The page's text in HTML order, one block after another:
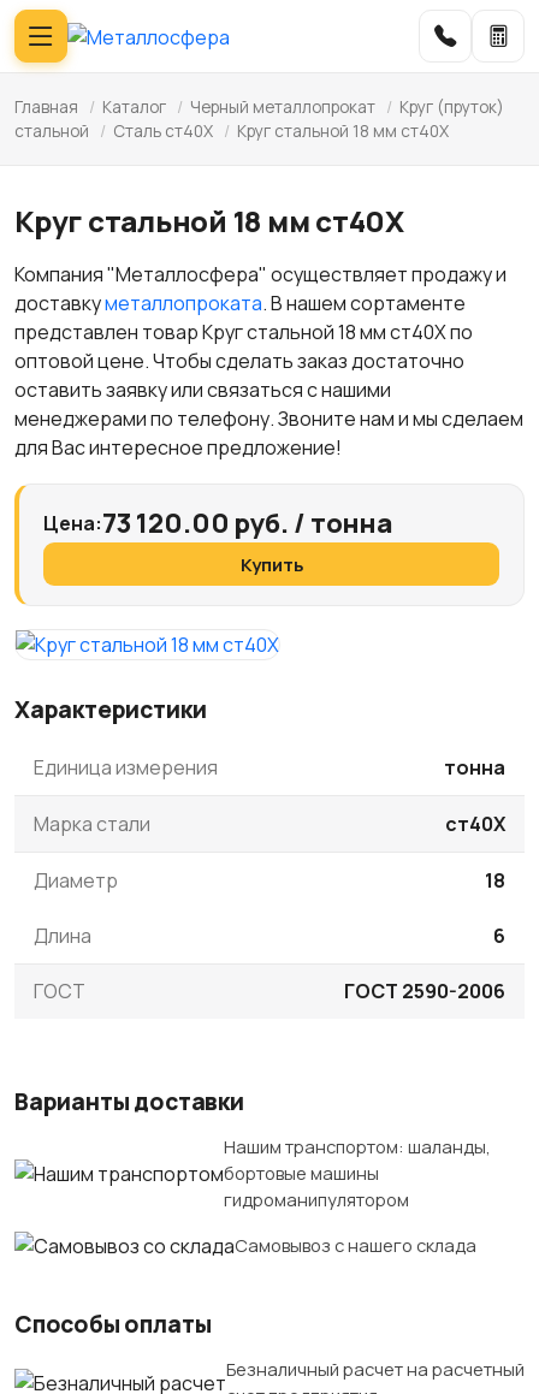
Главная / Каталог / Черный металлопрокат / Круг (пруток)
стальной
/ Сталь ст40Х / Круг стальной 18 мм ст40Х
Круг стальной 18 мм ст40Х
Компания "Металлосфера" осуществляет продажу и
доставкуметаллопроката. В нашем сортаменте
представлен товар Круг стальной 18 мм ст40Х по
оптовой цене. Чтобы сделать заказ достаточно
оставить заявку или связаться с нашими
менеджерами по телефону. Звоните нам и мы сделаем
для Вас интересное предложение!
Цена:73 120.00 руб. / тонна
Купить
Характеристики
Единица измерения тонна
Марка стали ст40Х
Диаметр 18
Длина 6
ГОСТ ГОСТ 2590-2006
Варианты доставки
Нашим транспортом: шаланды,
бортовые машины
гидроманипулятором
Самовывоз с нашего склада
Способы оплаты
Безналичный расчет на расчетный